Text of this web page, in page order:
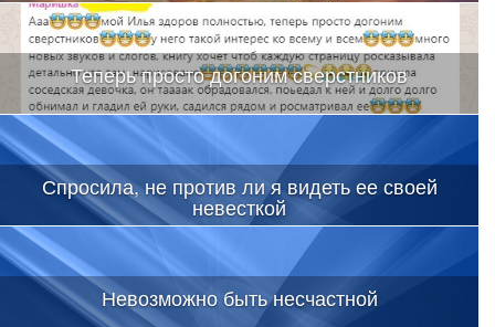
Теперь просто догоним сверстников
Спросила, не против ли я видеть ее своей
невесткой
Невозможно быть несчастной